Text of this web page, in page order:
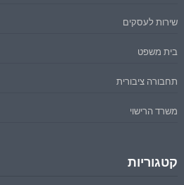
שירות לעסקים
בית משפט
תחבורה ציבורית
משרד הרישוי
קטגוריות